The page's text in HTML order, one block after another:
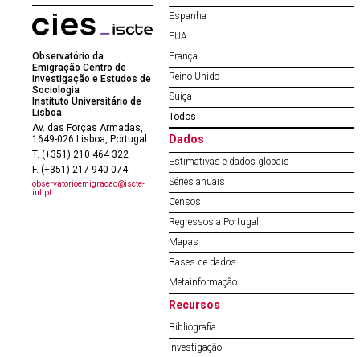
Observatório da
Emigração Centro de
Investigação e Estudos de
Sociologia
Instituto Universitário de
Lisboa
Av. das Forças Armadas,
1649-026 Lisboa, Portugal
T. (+351) 210 464 322
F. (+351) 217 940 074
observatorioemigracao@iscte-
iul.pt
Espanha
EUA
França
Reino Unido
Suíça
Todos
Dados
Estimativas e dados globais
Séries anuais
Censos
Regressos a Portugal
Mapas
Bases de dados
Metainformação
Recursos
Bibliografia
Investigação